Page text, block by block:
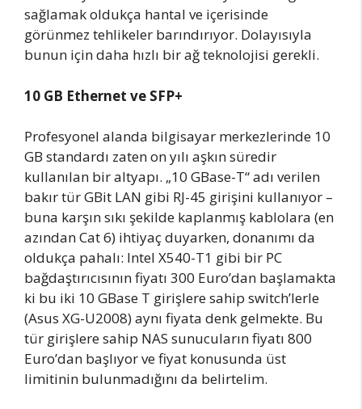
sağlamak oldukça hantal ve içerisinde
görünmez tehlikeler barındırıyor. Dolayısıyla
bunun için daha hızlı bir ağ teknolojisi gerekli.
10 GB Ethernet ve SFP+
Profesyonel alanda bilgisayar merkezlerinde 10
GB standardı zaten on yılı aşkın süredir
kullanılan bir altyapı. „10 GBase-T“ adı verilen
bakır tür GBit LAN gibi RJ-45 girişini kullanıyor –
buna karşın sıkı şekilde kaplanmış kablolara (en
azından Cat 6) ihtiyaç duyarken, donanımı da
oldukça pahalı: Intel X540-T1 gibi bir PC
bağdaştırıcısının fiyatı 300 Euro’dan başlamakta
ki bu iki 10 GBase T girişlere sahip switch’lerle
(Asus XG-U2008) aynı fiyata denk gelmekte. Bu
tür girişlere sahip NAS sunucuların fiyatı 800
Euro’dan başlıyor ve fiyat konusunda üst
limitinin bulunmadığını da belirtelim.